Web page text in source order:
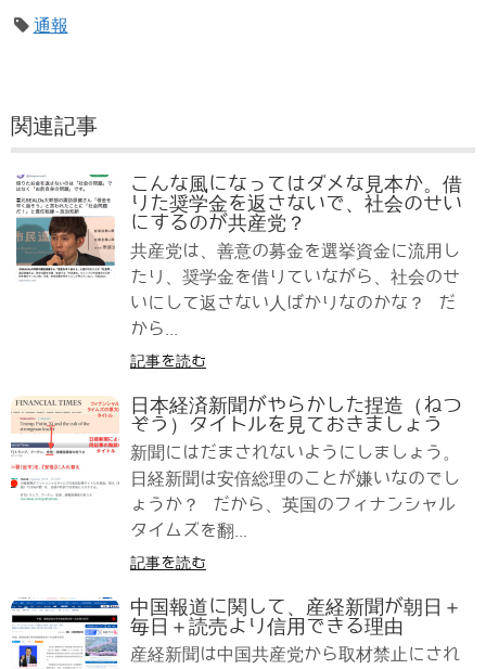
通報
関連記事
こんな風になってはダメな見本か。借
りた奨学金を返さないで、社会のせい
にするのが共産党？
共産党は、善意の募金を選挙資金に流用し
たり、奨学金を借りていながら、社会のせ
いにして返さない人ばかりなのかな？ だ
から...
記事を読む
日本経済新聞がやらかした捏造（ねつ
ぞう）タイトルを見ておきましょう
新聞にはだまされないようにしましょう。
日経新聞は安倍総理のことが嫌いなのでし
ょうか？ だから、英国のフィナンシャル
タイムズを翻...
記事を読む
中国報道に関して、産経新聞が朝日＋
毎日＋読売より信用できる理由
産経新聞は中国共産党から取材禁止にされ